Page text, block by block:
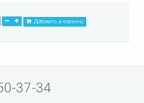
Добавить в корзину
37-34